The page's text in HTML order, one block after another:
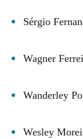
Sérgio
Wagner
Wanderley
Wesley